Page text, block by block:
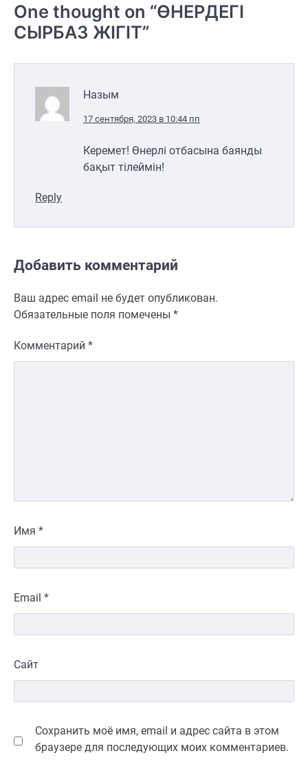
One thought on “ӨНЕРДЕГІ
СЫРБАЗ ЖІГІТ”
Назым
17 сентября, 2023 в 10:44 пп
Керемет! Өнерлі отбасына баянды
бақыт тілеймін!
Reply
Добавить комментарий
Ваш адрес email не будет опубликован.
Обязательные поля помечены *
Комментарий *
Имя *
Email *
Сайт
Сохранить моё имя, email и адрес сайта в этом
браузере для последующих моих комментариев.